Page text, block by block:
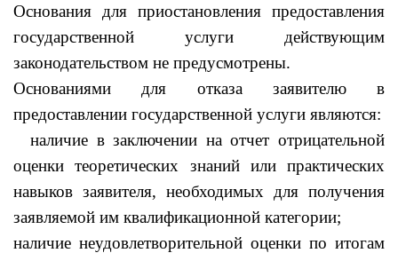
Основания для приостановления предоставления
государственной услуги действующим
законодательством не предусмотрены.
Основаниями для отказа заявителю в
предоставлении государственной услуги являются:
наличие в заключении на отчет отрицательной
оценки теоретических знаний или практических
навыков заявителя, необходимых для получения
заявляемой им квалификационной категории;
наличие неудовлетворительной оценки по итогам